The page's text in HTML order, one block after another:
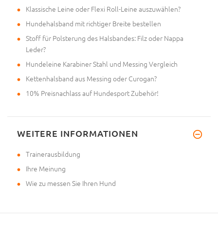
Klassische Leine oder Flexi Roll-Leine auszuwählen?
Hundehalsband mit richtiger Breite bestellen
Stoff für Polsterung des Halsbandes: Filz oder Nappa
Leder?
Hundeleine Karabiner Stahl und Messing Vergleich
Kettenhalsband aus Messing oder Curogan?
10% Preisnachlass auf Hundesport Zubehör!
WEITERE INFORMATIONEN
Trainerausbildung
Ihre Meinung
Wie zu messen Sie Ihren Hund